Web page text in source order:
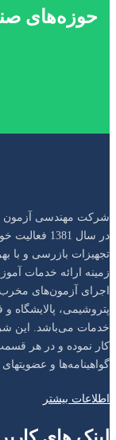
حوزه‌های
شرکت مهندسی آزمون
در سال
تجهیزات بازرسی و با
زمینه ارائه خدمات
اجرای آزمون‌های
پتروشیمی، پالایشگاه و
خدمات می‌باشد. این
کار نموده و در هر
گواهینامه‌ها و
اطلاعات بیشتر